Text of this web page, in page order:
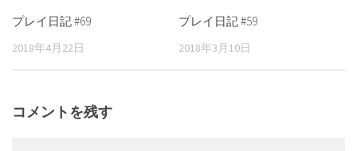
プレイ日記 #69
2018年4月22日
プレイ日記 #59
2018年3月10日
コメントを残す